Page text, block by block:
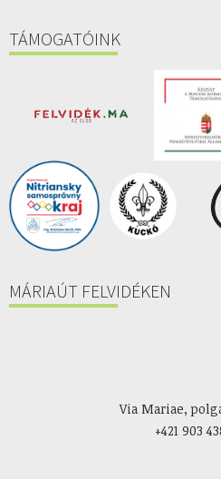
TÁMOGATÓINK
MÁRIAÚT FELVIDÉKEN
Via Mariae,
+421 903